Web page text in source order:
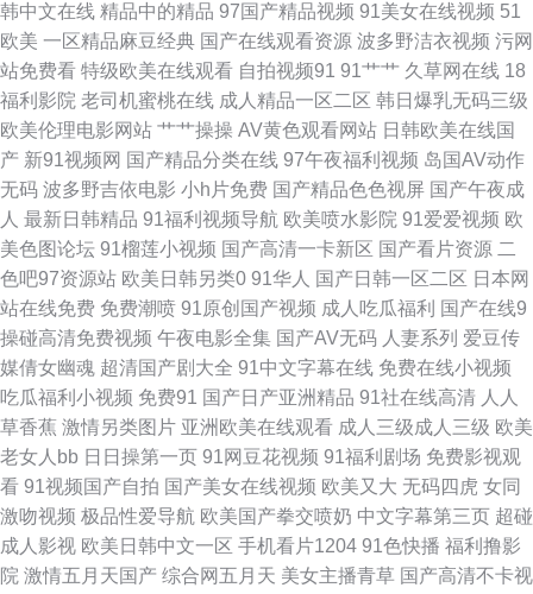
航 超碰人妻超碰 海角社区porn 欧美插B欧美系列 色婷婷成人网站 亚洲天堂
91 91在线bb 东京热小视频 黄网址在线看 欧美大片抖阴 日韩黄色大片 亚洲
免费黄色网止 97资源美女 国产全部视频91 伦理剧影院 人人操人人干网 亚洲
精品视频二区 91熟女热 超碰人人操人人摸 国产区熟女 久久香蕉精品产品 欧
美性精品 熟女色网 伊人成人大香蕉 av福利老司机 国产主播在线观看 麻豆传
媒淫视频网 日韩岛国视频 一本道九九道 91偷拍在线观看 超碰在线97av 黑
料嫩草人人精品 女人毛片黄色 天天玩夜夜操 91传媒综合网 操操avcom 国产
线路一区进入 另类综合另类 日韩蜜臀91 伊人网成人在线 91亚洲做爱视频 成
人自拍视频网站 九九热比精品 欧洲精品免费视频 五月天色色区 91每日大赛
打桩 变态少妇网站 国产熟女露脸 欧美福利啪啪啪 熟女91视频 91白丝综合网
韩中文在线 精品中的精品 97国产精品视频 91美女在线视频 51
欧美 一区精品麻豆经典 国产在线观看资源 波多野洁衣视频 污网
站免费看 特级欧美在线观看 自拍视频91 91艹艹 久草网在线 18
福利影院 老司机蜜桃在线 成人精品一区二区 韩日爆乳无码三级
欧美伦理电影网站 艹艹操操 AV黄色观看网站 日韩欧美在线国
产 新91视频网 国产精品分类在线 97午夜福利视频 岛国AV动作
无码 波多野吉依电影 小h片免费 国产精品色色视屏 国产午夜成
人 最新日韩精品 91福利视频导航 欧美喷水影院 91爱爱视频 欧
美色图论坛 91榴莲小视频 国产高清一卡新区 国产看片资源 二
色吧97资源站 欧美日韩另类0 91华人 国产日韩一区二区 日本网
站在线免费 免费潮喷 91原创国产视频 成人吃瓜福利 国产在线9
操碰高清免费视频 午夜电影全集 国产AV无码 人妻系列 爱豆传
媒倩女幽魂 超清国产剧大全 91中文字幕在线 免费在线小视频
吃瓜福利小视频 免费91 国产日产亚洲精品 91社在线高清 人人
草香蕉 激情另类图片 亚洲欧美在线观看 成人三级成人三级 欧美
老女人bb 日日操第一页 91网豆花视频 91福利剧场 免费影视观
看 91视频国产自拍 国产美女在线视频 欧美又大 无码四虎 女同
激吻视频 极品性爱导航 欧美国产拳交喷奶 中文字幕第三页 超碰
成人影视 欧美日韩中文一区 手机看片1204 91色快播 福利撸影
院 激情五月天国产 综合网五月天 美女主播青草 国产高清不卡视